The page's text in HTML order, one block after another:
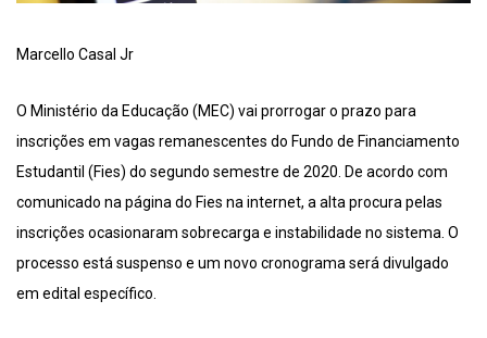
Marcello Casal Jr
O Ministério da Educação (MEC) vai prorrogar o prazo para
inscrições em vagas remanescentes do Fundo de Financiamento
Estudantil (Fies) do segundo semestre de 2020. De acordo com
comunicado na página do Fies na internet, a alta procura pelas
inscrições ocasionaram sobrecarga e instabilidade no sistema. O
processo está suspenso e um novo cronograma será divulgado
em edital específico.